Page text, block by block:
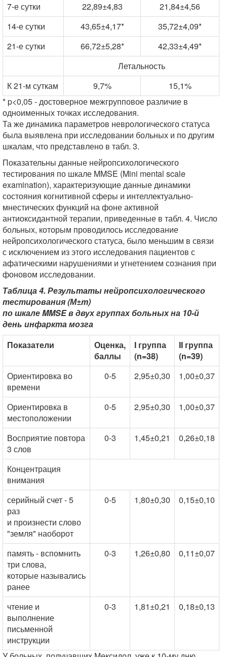
7-е сутки
22,89±4,83
21,84±4,56
14-е сутки
43,65±4,17*
35,72±4,09*
21-е сутки
66,72±5,28*
42,33±4,49*
Летальность
К 21-м суткам
9,7%
15,1%
* p<0,05 - достоверное межгрупповое различие в
одноименных точках исследования.
Та же динамика параметров неврологического статуса
была выявлена при исследовании больных и по другим
шкалам, что представлено в табл. 3.
Показательны данные нейропсихологического
тестирования по шкале MMSE (Mini mental scale
examination), характеризующие данные динамики
состояния когнитивной сферы и интеллектуально-
мнестических функций на фоне активной
антиоксидантной терапии, приведенные в табл. 4. Число
больных, которым проводилось исследование
нейропсихологического статуса, было меньшим в связи
с исключением из этого исследования пациентов с
афатическими нарушениями и угнетением сознания при
фоновом исследовании.
Таблица 4. Результаты нейропсихологического
тестирования (М±m)
по шкале MMSE в двух группах больных на 10-й
день инфаркта мозга
Показатели
Оценка,
баллы
I группа
(n=38)
II группа
(n=39)
Ориентировка во
времени
0-5 2,95±0,30 1,00±0,37
Ориентировка в
местоположении
0-5 2,95±0,30 1,00±0,37
Восприятие повтора
3 слов
0-3 1,45±0,21 0,26±0,18
Концентрация
внимания
серийный счет - 5
раз
и произнести слово
"земля" наоборот
0-5 1,80±0,30 0,15±0,10
память - вспомнить
три слова,
которые назывались
ранее
0-3 1,26±0,80 0,11±0,07
чтение и
выполнение
письменной
инструкции
0-3 1,81±0,21 0,18±0,13